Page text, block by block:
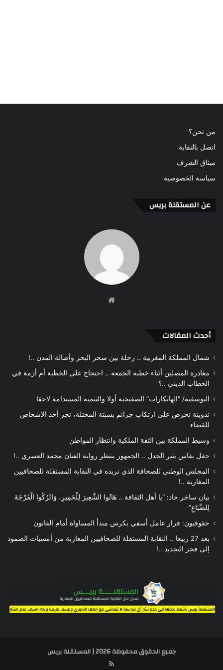
من نحن؟
اتصل بالنقابة
ميثاق الشرف
سياسة الخصوصية
عن المستقلة بريس
أحدث المقالات
شمال المملكة المغربية .. رحلة بين سحر البحر وأصالة المدن ..!
مغادرة المصلين أثناء خطبة الجمعة .. احتجاج على الخطبة أم أزمة في
الخطاب الديني ..؟
اليوسفية/ “الهانكارات” الصفيحية أولا والتنمية المستدامة لاحقا
تدوينة تحرض على ارتكاب جرائم بسبتة المحتلة، تجر أحد الاشخاص
للقضاء
وسيط المملكة بين الثقة الملكية وانتظار المواطن
حفل بفاس يثير الجدل .. الجمهور ينتظر رواية الفنان محمد العسري ..!
المجلس الوطني للصحافة الذي نريده في النقابة المستقلة للصحافيين
المغاربة ..!
بيان ساخر حاد: “يا أهل الثقافة .. هَاتُوا الشَّعِيرَ لِلْحَمِيرِ، وَاتْرُكُوا الْفَرْجَةَ
لِلضِّبَاعِ”
حقوقيون: قرار عامل أسفي يكرس مبدأ المساواة أمام القانون
بعد 27 ربيعا .. النقابة المستقلة للصحافيين المغاربة من أمسيات الصمود
إلى فجر التجديد ..!
جميع الحقوق محفوظة 2026 | المستقلة بريس
RSS